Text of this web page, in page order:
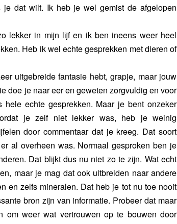
dat wilt. Ik heb je wel gemist de afgelopen
lekker in mijn lijf en ik ben ineens weer heel
Heb ik wel echte gesprekken met dieren of
uitgebreide fantasie hebt, grapje, maar jouw
doe je naar eer en geweten zorgvuldig en voor
echte gesprekken. Maar je bent onzeker
je zelf niet lekker was, heb je weinig
door commentaar dat je kreeg. Dat soort
al overheen was. Normaal gesproken ben je
Dat blijkt dus nu niet zo te zijn. Wat echt
maar je mag dat ook uitbreiden naar andere
en zelfs mineralen. Dat heb je tot nu toe nooit
bron zijn van informatie. Probeer dat maar
om weer wat vertrouwen op te bouwen door